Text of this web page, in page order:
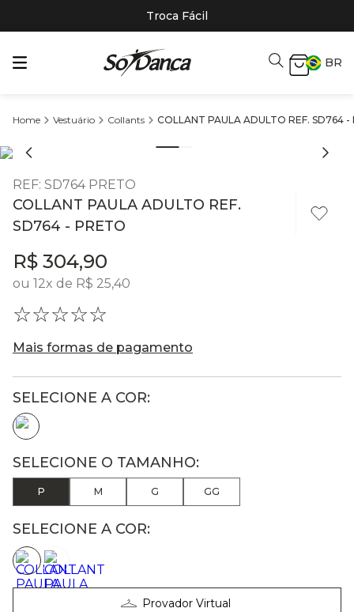
Troca Fácil
BR
Vestuário Collants COLLANT PAULA ADULTO REF. SD764 -
REF: SD764 PRETO
COLLANT PAULA ADULTO REF.
SD764 - PRETO
R$ 304,90
ou 12x de R$ 25,40
☆☆☆☆☆
Mais formas de pagamento
P M G GG
SELECIONE A COR:
Provador Virtual